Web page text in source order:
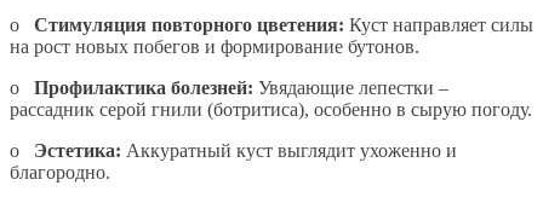
o Стимуляция повторного цветения: Куст направляет силы
на рост новых побегов и формирование бутонов.
o Профилактика болезней: Увядающие лепестки –
рассадник серой гнили (ботритиса), особенно в сырую погоду.
o Эстетика: Аккуратный куст выглядит ухоженно и
благородно.